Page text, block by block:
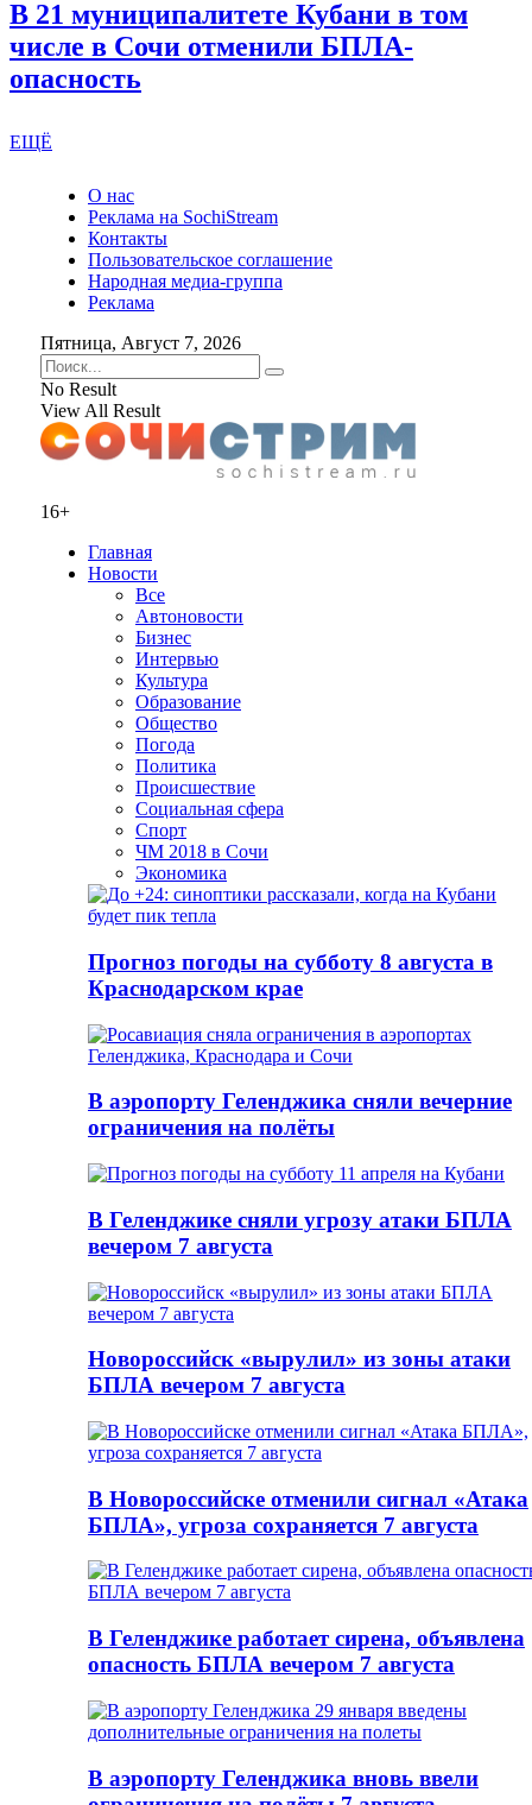
В 21 муниципалитете Кубани в том
числе в Сочи отменили БПЛА-
опасность
ЕЩЁ
О нас
Реклама на SochiStream
Контакты
Пользовательское соглашение
Народная медиа-группа
Реклама
Пятница, Август 7, 2026
No Result
View All Result
16+
Главная
Новости
Все
Автоновости
Бизнес
Интервью
Культура
Образование
Общество
Погода
Политика
Происшествие
Социальная сфера
Спорт
ЧМ 2018 в Сочи
Экономика
Прогноз погоды на субботу 8 августа в
Краснодарском крае
В аэропорту Геленджика сняли вечерние
ограничения на полёты
В Геленджике сняли угрозу атаки БПЛА
вечером 7 августа
Новороссийск «вырулил» из зоны атаки
БПЛА вечером 7 августа
В Новороссийске отменили сигнал «Атака
БПЛА», угроза сохраняется 7 августа
В Геленджике работает сирена, объявлена
опасность БПЛА вечером 7 августа
В аэропорту Геленджика вновь ввели